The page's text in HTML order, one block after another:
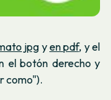
jpgyen pdf, y el
el botón derecho y
como").